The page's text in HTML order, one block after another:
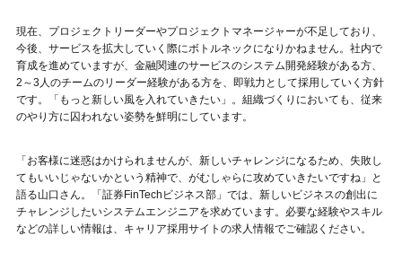
現在、プロジェクトリーダーやプロジェクトマネージャーが不足しており、
今後、サービスを拡大していく際にボトルネックになりかねません。社内で
育成を進めていますが、 金融関連のサービスのシステム開発経験がある方、
2～3人のチームのリーダー経験がある方を、即戦力として採用していく方針
です。「もっと新しい風を入れていきたい」。組織づくりにおいても、従来
のやり方に囚われない姿勢を鮮明にしています。
「お客様に迷惑はかけられませんが、新しいチャレンジになるため、失敗し
てもいいじゃないかという精神で、がむしゃらに攻めていきたいですね」と
語る山口さん。「証券FinTechビジネス部」では、新しいビジネスの創出に
チャレンジしたいシステムエンジニアを求めています。必要な経験やスキル
などの詳しい情報は、キャリア採用サイトの求人情報でご確認ください。